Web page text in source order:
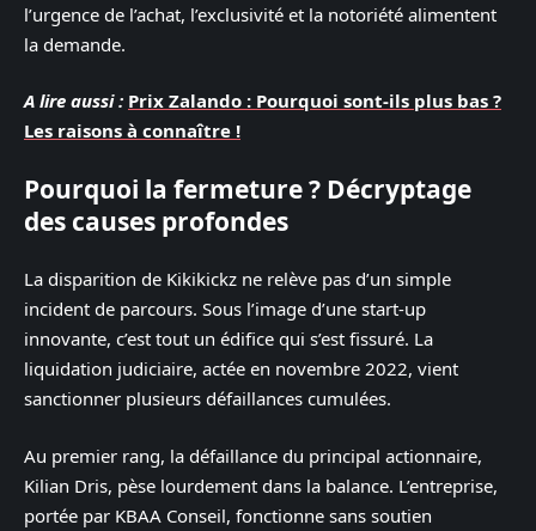
l’urgence de l’achat, l’exclusivité et la notoriété alimentent
la demande.
A lire aussi : Prix Zalando : Pourquoi sont-ils plus bas ?
Les raisons à connaître !
Pourquoi la fermeture ? Décryptage
des causes profondes
La disparition de Kikikickz ne relève pas d’un simple
incident de parcours. Sous l’image d’une start-up
innovante, c’est tout un édifice qui s’est fissuré. La
liquidation judiciaire, actée en novembre 2022, vient
sanctionner plusieurs défaillances cumulées.
Au premier rang, la défaillance du principal actionnaire,
Kilian Dris, pèse lourdement dans la balance. L’entreprise,
portée par KBAA Conseil, fonctionne sans soutien